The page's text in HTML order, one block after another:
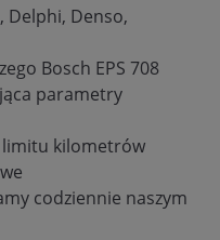
Delphi, Denso,
Bosch EPS 708
parametry
limitu kilometrów
codziennie naszym